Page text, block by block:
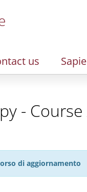
us
-
di aggiornamento